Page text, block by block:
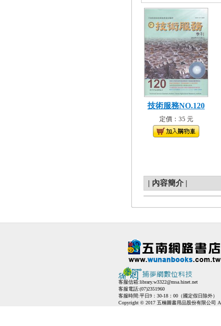
技術服務NO.120
定價：35 元
| 內容簡介 |
客服信箱:library.w3322@msa.hinet.net
客服電話:(07)2351960
客服時間:平日9：30-18：00（國定假日除外）
Copyright © 2017 五楠圖書用品股份有限公司